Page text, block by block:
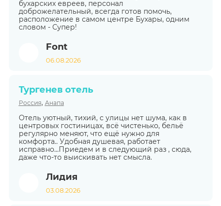
бухарских евреев, персонал
доброжелательный, всегда готов помочь,
расположение в самом центре Бухары, одним
словом - Супер!
Font
06.08.2026
Тургенев отель
Россия, Анапа
Отель уютный, тихий, с улицы нет шума, как в
центровых гостиницах, всё чистенько, бельё
регулярно меняют, что ещё нужно для
комфорта.. Удобная душевая, работает
исправно...Приедем и в следующий раз , сюда,
даже что-то выискивать нет смысла.
Лидия
03.08.2026